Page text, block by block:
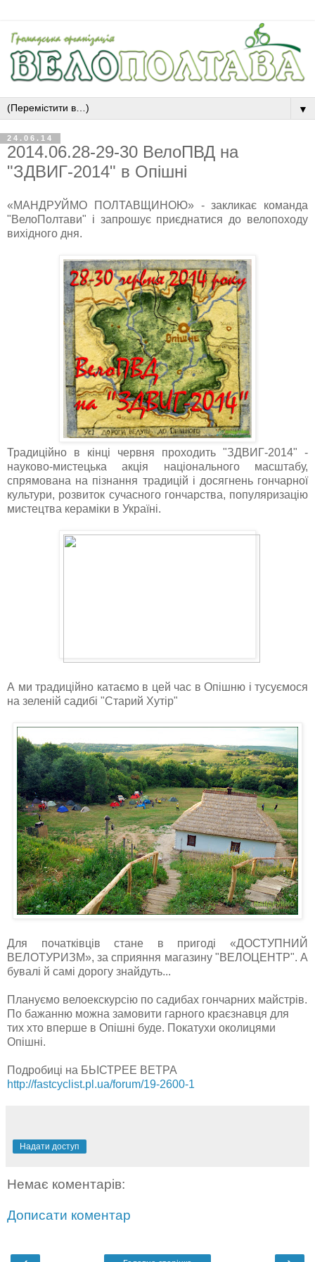
▼
24.06.14
2014.06.28-29-30 ВелоПВД на
"ЗДВИГ-2014" в Опішні
«МАНДРУЙМО ПОЛТАВЩИНОЮ» - закликає команда
"ВелоПолтави" і запрошує приєднатися до велопоходу
вихідного дня.
Традиційно в кінці червня проходить "ЗДВИГ-2014" -
науково-мистецька акція національного масштабу,
спрямована на пізнання традицій і досягнень гончарної
культури, розвиток сучасного гончарства, популяризацію
мистецтва кераміки в Україні.
А ми традиційно катаємо в цей час в Опішню і тусуємося
на зеленій садибі "Старий Хутір"
Для початківців стане в пригоді «ДОСТУПНИЙ
ВЕЛОТУРИЗМ», за сприяння магазину "ВЕЛОЦЕНТР". А
бувалі й самі дорогу знайдуть...
Плануємо велоекскурсію по садибах гончарних майстрів.
По бажанню можна замовити гарного краєзнавця для
тих хто вперше в Опішні буде. Покатухи околицями
Опішні.
Подробиці на БЬІСТРЕЕ ВЕТРА
http://fastcyclist.pl.ua/forum/19-2600-1
Надати доступ
Немає коментарів:
Дописати коментар